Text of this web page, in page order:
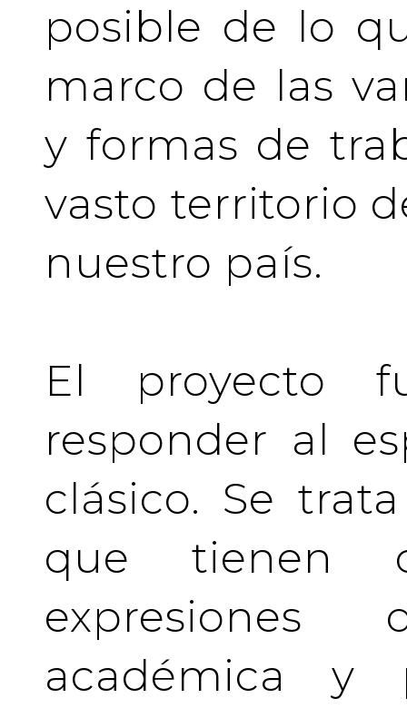
posible de lo
marco de las
y formas de
vasto territorio
nuestro país.
El proyecto
responder al
clásico. Se
que tienen
académica y